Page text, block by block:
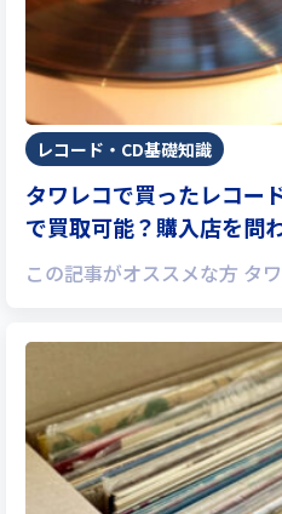
レコード・CD基礎知識
タワレコで買ったレコー
で買取可能？購入店を問
この記事がオススメな方 タ